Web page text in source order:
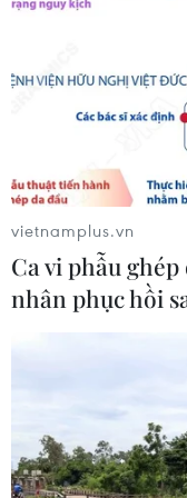
Bảo mẫu tại cơ
nhận hành vi bạo
07/08/2026 12:27
Phát hiện đối
phép vũ khí quân
07/08/2026 12:25
Tây Ninh cảnh
doanh nghiệp
07/08/2026 08:38
vietnamplus.vn
Ca vi phẫu
nhân phục hồi